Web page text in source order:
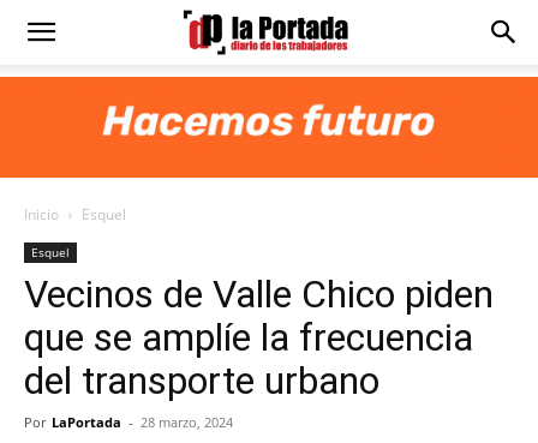
Diario
Portada
Inicio Esquel
Esquel
Vecinos de Valle Chico piden
que se amplíe la frecuencia
del transporte urbano
Por LaPortada - 28 marzo, 2024